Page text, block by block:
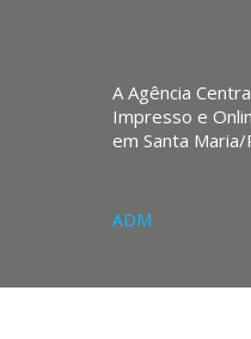
A Agência
Impresso e
em Santa Maria/
ADM